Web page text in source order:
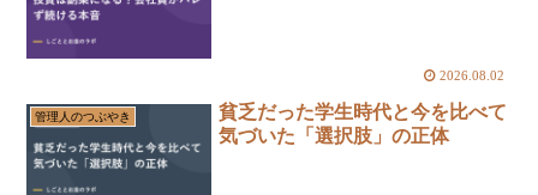
2026.08.02
管理人のつぶやき
貧乏だった学生時代と今を比べて
気づいた「選択肢」の正体